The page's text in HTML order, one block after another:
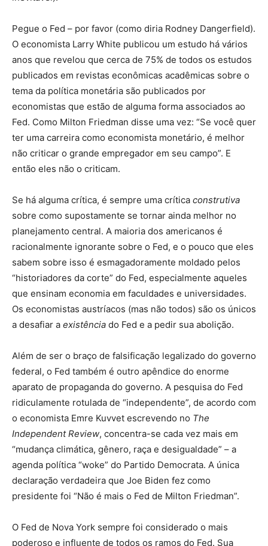
Pegue o Fed – por favor (como diria Rodney Dangerfield).
O economista Larry White publicou um estudo há vários
anos que revelou que cerca de 75% de todos os estudos
publicados em revistas econômicas acadêmicas sobre o
tema da política monetária são publicados por
economistas que estão de alguma forma associados ao
Fed. Como Milton Friedman disse uma vez: “Se você quer
ter uma carreira como economista monetário, é melhor
não criticar o grande empregador em seu campo”. E
então eles não o criticam.
Se há alguma crítica, é sempre uma crítica construtiva
sobre como supostamente se tornar ainda melhor no
planejamento central. A maioria dos americanos é
racionalmente ignorante sobre o Fed, e o pouco que eles
sabem sobre isso é esmagadoramente moldado pelos
“historiadores da corte” do Fed, especialmente aqueles
que ensinam economia em faculdades e universidades.
Os economistas austríacos (mas não todos) são os únicos
a desafiar a existência do Fed e a pedir sua abolição.
Além de ser o braço de falsificação legalizado do governo
federal, o Fed também é outro apêndice do enorme
aparato de propaganda do governo. A pesquisa do Fed
ridiculamente rotulada de “independente”, de acordo com
o economista Emre Kuvvet escrevendo no The
Independent Review, concentra-se cada vez mais em
“mudança climática, gênero, raça e desigualdade” – a
agenda política “woke” do Partido Democrata. A única
declaração verdadeira que Joe Biden fez como
presidente foi “Não é mais o Fed de Milton Friedman”.
O Fed de Nova York sempre foi considerado o mais
poderoso e influente de todos os ramos do Fed. Sua